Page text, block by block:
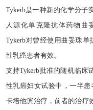
Tykerb是一种新的化学分子
人源化单克隆抗体药物曲
Tykerb对曾经使用曲妥珠单
性乳癌患者有效。
支持Tykerb批准的随机临床
性乳癌妇女试验中，一半患
卡培他滨治疗，前者的治疗